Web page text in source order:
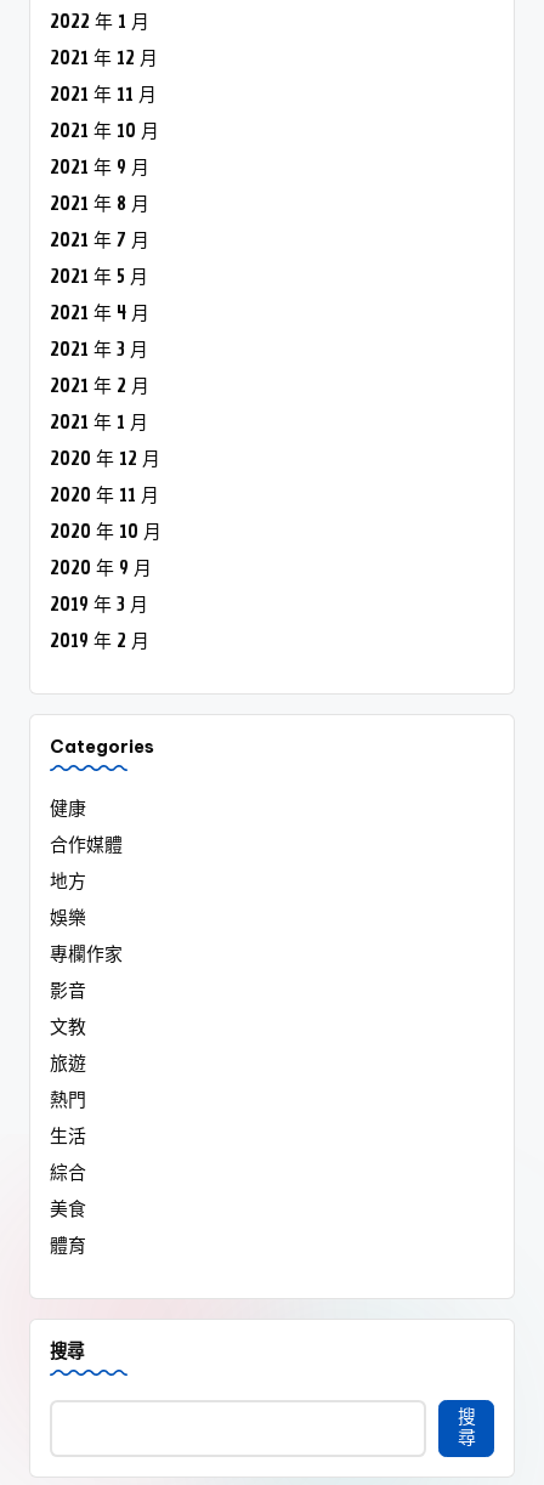
2022 年 1 月
2021 年 12 月
2021 年 11 月
2021 年 10 月
2021 年 9 月
2021 年 8 月
2021 年 7 月
2021 年 5 月
2021 年 4 月
2021 年 3 月
2021 年 2 月
2021 年 1 月
2020 年 12 月
2020 年 11 月
2020 年 10 月
2020 年 9 月
2019 年 3 月
2019 年 2 月
Categories
健康
合作媒體
地方
娛樂
專欄作家
影音
文教
旅遊
熱門
生活
綜合
美食
體育
搜尋
搜
尋